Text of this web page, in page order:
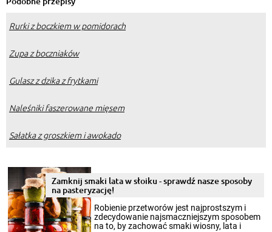
Rurki z boczkiem w pomidorach
Zupa z boczniaków
Gulasz z dzika z frytkami
Naleśniki faszerowane mięsem
Sałatka z groszkiem i awokado
Zamknij smaki lata w słoiku - sprawdź nasze sposoby
na pasteryzację!
Robienie przetworów jest najprostszym i
zdecydowanie najsmaczniejszym sposobem
na to, by zachować smaki wiosny, lata i